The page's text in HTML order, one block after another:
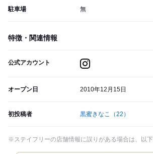
駐車場 無
特徴・関連情報
公式アカウント
オープン日 2010年12月15日
初投稿者 黒蜜きなこ （22）
※ステイフリーの店舗情報に誤りがある場合は、以下